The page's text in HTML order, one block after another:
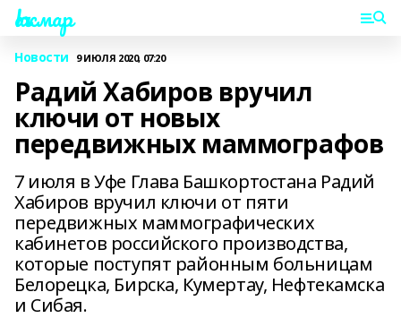
Һаҡмар
Новости 9 ИЮЛЯ 2020, 07:20
Радий Хабиров вручил
ключи от новых
передвижных маммографов
7 июля в Уфе Глава Башкортостана Радий
Хабиров вручил ключи от пяти
передвижных маммографических
кабинетов российского производства,
которые поступят районным больницам
Белорецка, Бирска, Кумертау, Нефтекамска
и Сибая.